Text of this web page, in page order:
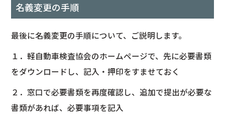
名義変更の手順
最後に名義変更の手順について、ご説明します。
１．軽自動車検査協会のホームページで、先に必要書類
をダウンロードし、記入・押印をすませておく
２．窓口で必要書類を再度確認し、追加で提出が必要な
書類があれば、必要事項を記入